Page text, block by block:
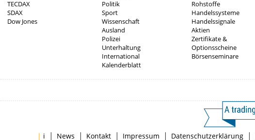
TECDAX
SDAX
Dow Jones
Politik
Sport
Wissenschaft
Ausland
Polizei
Unterhaltung
International
Kalenderblatt
Rohstoffe
Handelssysteme
Handelssignale
Aktien
Zertifikate &
Optionsscheine
Börsenseminare
| i | News | Kontakt | Impressum | Datenschutzerklärung |